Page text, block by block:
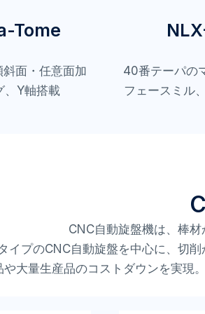
Tome
面・任意面加
Y軸搭載
40番テーパの
フェースミル
CNC自動旋盤機は、棒
イプのCNC自動旋盤を中心に、切
大量生産品のコストダウンを実現